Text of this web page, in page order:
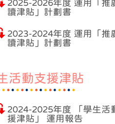
2025-2026年度 運用「推
讀津貼」計劃書
2023-2024年度 運用「推
讀津貼」計劃書
活動支援津貼
2024-2025年度 「學生活
援津貼」 運用報告